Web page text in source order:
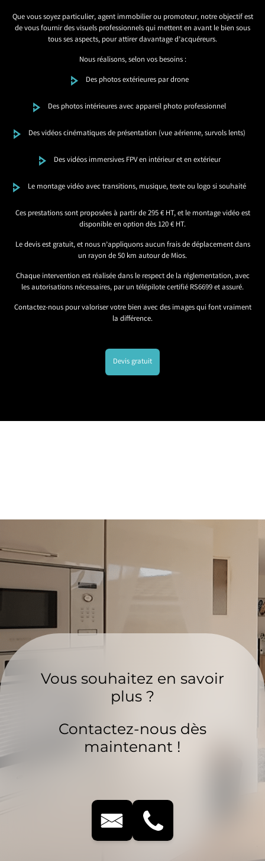
Que vous soyez particulier, agent immobilier ou promoteur, notre objectif est
de vous fournir des visuels professionnels qui mettent en avant le bien sous
tous ses aspects, pour attirer davantage d’acquéreurs.
Nous réalisons, selon vos besoins :
Des photos extérieures par drone
Des photos intérieures avec appareil photo professionnel
Des vidéos cinématiques de présentation (vue aérienne, survols lents)
Des vidéos immersives FPV en intérieur et en extérieur
Le montage vidéo avec transitions, musique, texte ou logo si souhaité
Ces prestations sont proposées à partir de 295 € HT, et le montage vidéo est
disponible en option dès 120 € HT.
Le devis est gratuit, et nous n’appliquons aucun frais de déplacement dans
un rayon de 50 km autour de Mios.
Chaque intervention est réalisée dans le respect de la réglementation, avec
les autorisations nécessaires, par un télépilote certifié RS6699 et assuré.
Contactez-nous pour valoriser votre bien avec des images qui font vraiment
la différence.
Devis gratuit
Vous souhaitez en savoir
plus ?
Contactez-nous dès
maintenant !